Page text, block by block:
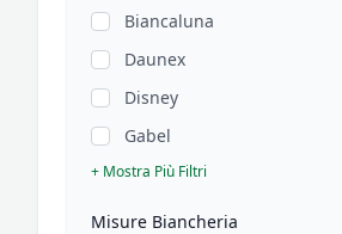
Biancaluna
Daunex
Disney
Gabel
+ Mostra Più Filtri
Misure Biancheria